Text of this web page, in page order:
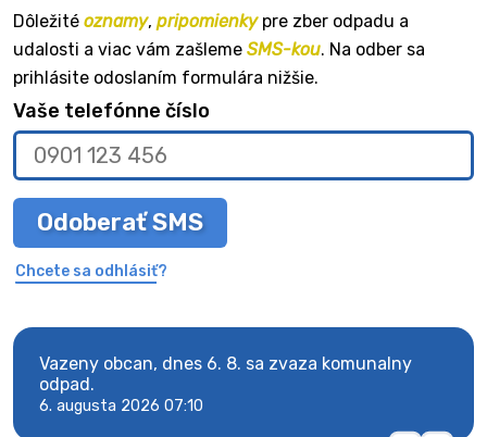
Dôležité oznamy, pripomienkypre zber odpadu a
udalosti a viac vám zašleme SMS-kou. Na odber sa
prihlásite odoslaním formulára nižšie.
Vaše telefónne číslo
Odoberať SMS
Chcete sa odhlásiť?
Vazeny obcan, dnes 6. 8. sa zvaza komunalny
odpad.
6. augusta 2026 07:10